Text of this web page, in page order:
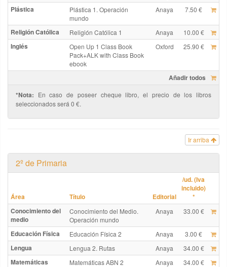
Plástica
Plástica 1. Operación
mundo
Anaya 7.50 €
Religión Católica Religión Católica 1 Anaya 10.00 €
Inglés
Open Up 1 Class Book
Pack+ALK with Class Book
ebook
Oxford 25.90 €
Añadir todos
*Nota: En caso de poseer cheque libro, el precio de los libros
seleccionados será 0 €.
Ir arriba
2º de Primaria
Área Título Editorial
/ud. (Iva
incluido)
*
Conocimiento del
medio
Conocimiento del Medio.
Operación mundo
Anaya 33.00 €
Educación Física Educación Física 2 Anaya 3.00 €
Lengua Lengua 2. Rutas Anaya 34.00 €
Matemáticas Matemáticas ABN 2 Anaya 34.00 €